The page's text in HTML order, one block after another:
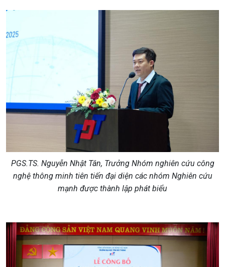
PGS.TS. Nguyễn Nhật Tân, Trưởng Nhóm nghiên cứu công
nghệ thông minh tiên tiến đại diện các nhóm Nghiên cứu
mạnh được thành lập phát biểu